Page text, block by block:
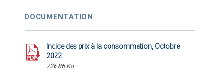
DOCUMENTATION
Indice des prix à la consommation, Octobre
2022
726.86 Ko